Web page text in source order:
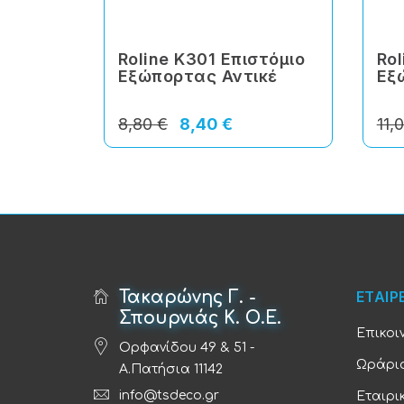
Roline Κ301 Επιστόμιο
Εξώπορτας Αντικέ
8,40 €
8,80 €
Τακαρώνης Γ. -
Σπουρνιάς Κ. Ο.Ε.
Ορφανίδου 49 & 51 -
Α.Πατήσια 11142
info@tsdeco.gr